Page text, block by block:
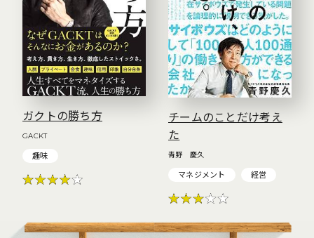
ガクトの勝ち方
GACKT
趣味
チームのことだけ考え
た
青野 慶久
マネジメント 経営